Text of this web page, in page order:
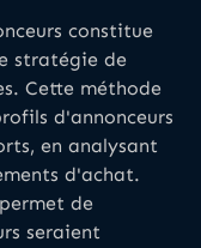
constitue
stratégie de
Cette méthode
d'annonceurs
en analysant
d'achat.
de
seraient